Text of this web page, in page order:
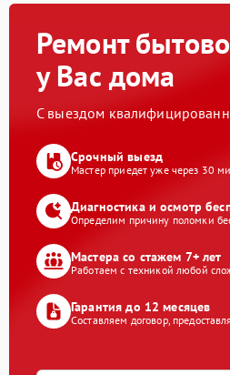
Ремонт
у Вас дома
С выездом
Срочный выезд
Мастер приедет уже через 30
Диагностика и осмотр
Определим причину поломки
Мастера со стажем 7+ лет
Работаем с техникой любой
Гарантия до 12 месяцев
Составляем договор,